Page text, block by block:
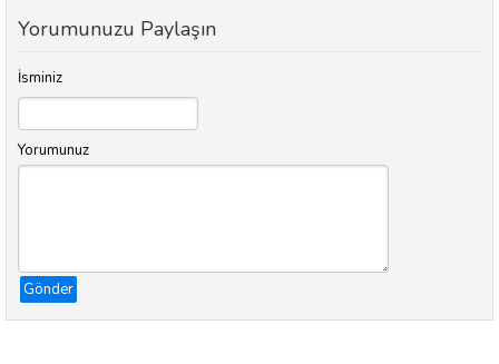
Yorumunuzu Paylaşın
İsminiz
Yorumunuz
Gönder